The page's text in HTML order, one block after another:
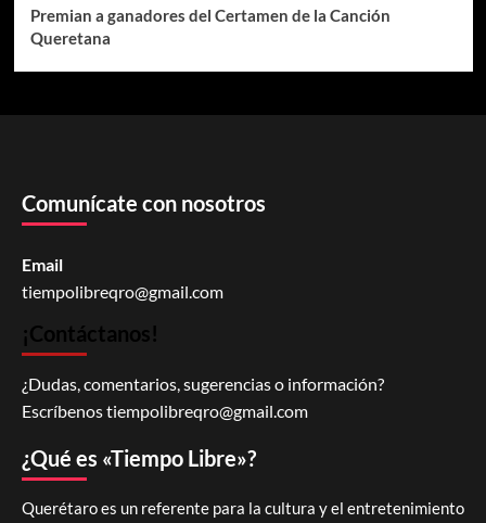
Premian a ganadores del Certamen de la Canción
Queretana
Comunícate con nosotros
Email
tiempolibreqro@gmail.com
¡Contáctanos!
¿Dudas, comentarios, sugerencias o información?
Escríbenostiempolibreqro@gmail.com
¿Qué es «Tiempo Libre»?
Querétaro es un referente para la cultura y el entretenimiento